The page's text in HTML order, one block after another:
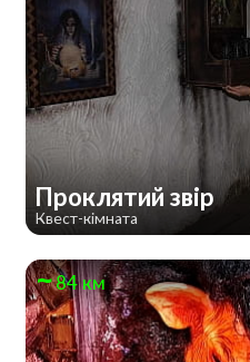
Проклятий звір
Квест-кімната
84 км